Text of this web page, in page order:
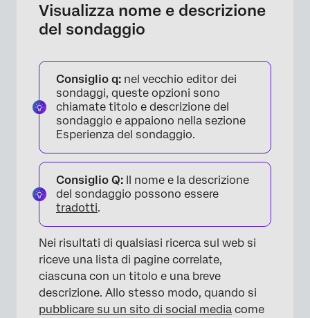
×
Visualizza nome e descrizione
del sondaggio
Consiglio q: nel vecchio editor dei
sondaggi, queste opzioni sono
chiamate titolo e descrizione del
sondaggio e appaiono nella sezione
Esperienza del sondaggio.
Consiglio Q: Il nome e la descrizione
del sondaggio possono essere
tradotti.
Nei risultati di qualsiasi ricerca sul web si
riceve una lista di pagine correlate,
ciascuna con un titolo e una breve
descrizione. Allo stesso modo, quando si
pubblicare su un sito di social media come